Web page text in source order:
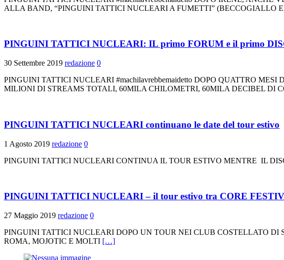
ALLA BAND, “PINGUINI TATTICI NUCLEARI A FUMETTI” (BECCOGIALLO
PINGUINI TATTICI NUCLEARI: IL primo FORUM e il primo
30 Settembre 2019 redazione 0
PINGUINI TATTICI NUCLEARI #machilavrebbemaidetto DOPO QUATTRO
MILIONI DI STREAMS TOTALI, 60MILA CHILOMETRI, 60MILA DECIBEL DI
PINGUINI TATTICI NUCLEARI continuano le date del tour estivo
1 Agosto 2019 redazione 0
PINGUINI TATTICI NUCLEARI CONTINUA IL TOUR ESTIVO MENTRE IL
PINGUINI TATTICI NUCLEARI – il tour estivo tra CORE
27 Maggio 2019 redazione 0
PINGUINI TATTICI NUCLEARI DOPO UN TOUR NEI CLUB COSTELLATO DI
ROMA, MOJOTIC E MOLTI […]